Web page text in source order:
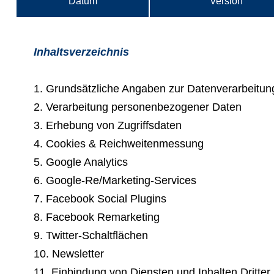
Inhaltsverzeichnis
1. Grundsätzliche Angaben zur
2. Verarbeitung personenbezogener Daten
3. Erhebung von Zugriffsdaten
4. Cookies & Reichweitenmessung
5. Google Analytics
6. Google-Re/Marketing-Services
7. Facebook Social Plugins
8. Facebook Remarketing
9. Twitter-Schaltflächen
10. Newsletter